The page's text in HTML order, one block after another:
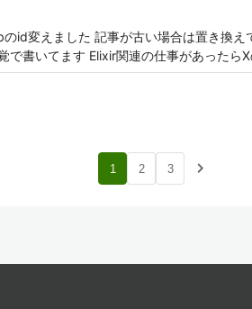
変えました 記事が古い場合は置き換え
で書いてます Elixir関連の仕事があったら
1 2 3 navigate_next